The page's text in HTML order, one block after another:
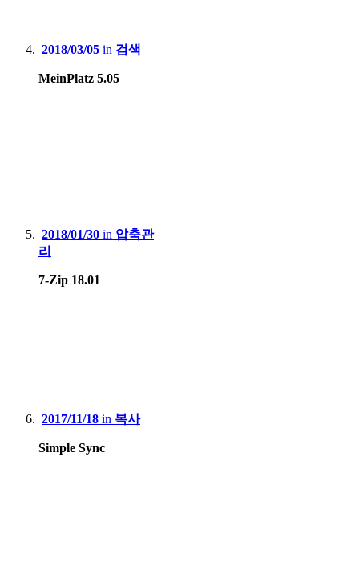
2018/03/05 in 검색
MeinPlatz 5.05
2018/01/30 in 압축관
리
7-Zip 18.01
2017/11/18 in 복사
Simple Sync